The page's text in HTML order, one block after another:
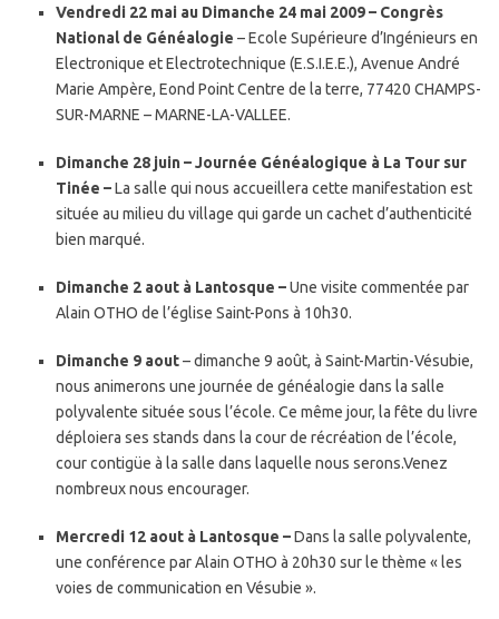
Vendredi 22 mai au Dimanche 24 mai 2009 – Congrès
National de Généalogie – Ecole Supérieure d’Ingénieurs en
Electronique et Electrotechnique (E.S.I.E.E.), Avenue André
Marie Ampère, Eond Point Centre de la terre, 77420 CHAMPS-
SUR-MARNE – MARNE-LA-VALLEE.
Dimanche 28 juin – Journée Généalogique à La Tour sur
Tinée –La salle qui nous accueillera cette manifestation est
située au milieu du village qui garde un cachet d’authenticité
bien marqué.
Dimanche 2 aout à Lantosque –Une visite commentée par
Alain OTHO de l’église Saint-Pons à 10h30.
Dimanche 9 aout– dimanche 9 août, à Saint-Martin-Vésubie,
nous animerons une journée de généalogie dans la salle
polyvalente située sous l’école. Ce même jour, la fête du livre
déploiera ses stands dans la cour de récréation de l’école,
cour contigüe à la salle dans laquelle nous serons.Venez
nombreux nous encourager.
Mercredi 12 aout à Lantosque –Dans la salle polyvalente,
une conférence par Alain OTHO à 20h30 sur le thème « les
voies de communication en Vésubie ».